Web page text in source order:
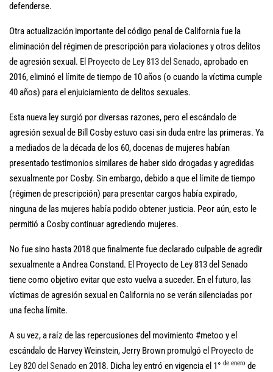
defenderse.
Otra actualización importante del código penal de California fue la
eliminación del régimen de prescripción para violaciones y otros delitos
de agresión sexual. El Proyecto de Ley 813 del Senado, aprobado en
2016, eliminó el límite de tiempo de 10 años (o cuando la víctima cumple
40 años) para el enjuiciamiento de delitos sexuales.
Esta nueva ley surgió por diversas razones, pero el escándalo de
agresión sexual de Bill Cosby estuvo casi sin duda entre las primeras. Ya
a mediados de la década de los 60, docenas de mujeres habían
presentado testimonios similares de haber sido drogadas y agredidas
sexualmente por Cosby. Sin embargo, debido a que el límite de tiempo
(régimen de prescripción) para presentar cargos había expirado,
ninguna de las mujeres había podido obtener justicia. Peor aún, esto le
permitió a Cosby continuar agrediendo mujeres.
No fue sino hasta 2018 que finalmente fue declarado culpable de agredir
sexualmente a Andrea Constand. El Proyecto de Ley 813 del Senado
tiene como objetivo evitar que esto vuelva a suceder. En el futuro, las
víctimas de agresión sexual en California no se verán silenciadas por
una fecha límite.
A su vez, a raíz de las repercusiones del movimiento #metoo y el
escándalo de Harvey Weinstein, Jerry Brown promulgó el Proyecto de
Ley 820 del Senado en 2018. Dicha ley entró en vigencia el 1° de enero de